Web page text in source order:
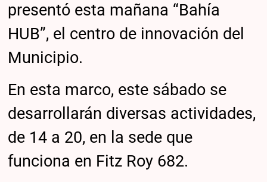
presentó esta mañana “Bahía
HUB”, el centro de innovación del
Municipio.
En esta marco, este sábado se
desarrollarán diversas actividades,
de 14 a 20, en la sede que
funciona en Fitz Roy 682.